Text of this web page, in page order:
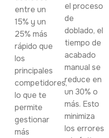
entre un
15% y un
25% más
rápido que
los
principales
competidores,
lo que te
permite
gestionar
más
el proceso
de
doblado, el
tiempo de
acabado
manual se
reduce en
un 30% o
más. Esto
minimiza
los errores